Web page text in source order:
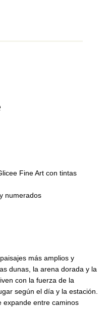
Fine Art con tintas
numerados
más amplios y
dunas, la arena dorada y la
con la fuerza de la
según el día y la estación.
expande entre caminos